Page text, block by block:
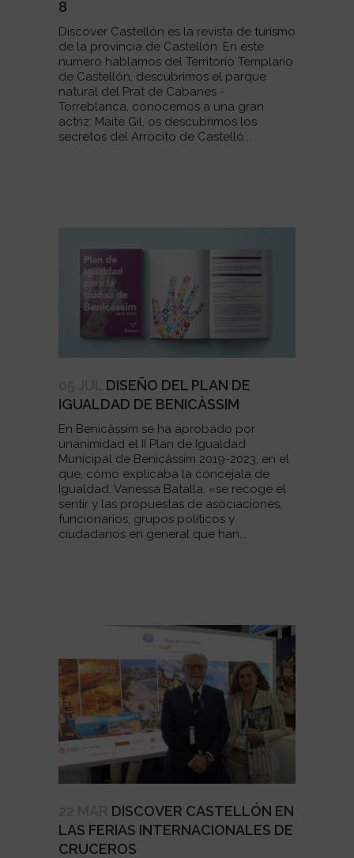
8
Discover Castellón es la revista de turismo
de la provincia de Castellón. En este
numero hablamos del Territorio Templario
de Castellón, descubrimos el parque
natural del Prat de Cabanes -
Torreblanca, conocemos a una gran
actriz: Maite Gil, os descubrimos los
secretos del Arrocito de Castelló...
DISEÑO DEL PLAN DE
IGUALDAD DE BENICÀSSIM
En Benicàssim se ha aprobado por
unanimidad el II Plan de Igualdad
Municipal de Benicàssim 2019-2023, en el
que, cómo explicaba la concejala de
Igualdad, Vanessa Batalla, «se recoge el
sentir y las propuestas de asociaciones,
funcionarios, grupos políticos y
ciudadanos en general que han...
DISCOVER CASTELLÓN EN
LAS FERIAS INTERNACIONALES DE
CRUCEROS